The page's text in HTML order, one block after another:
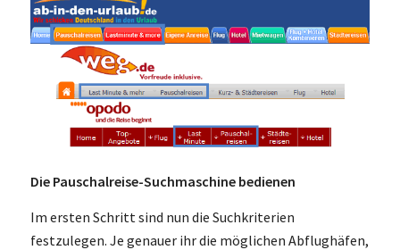
Die Pauschalreise-Suchmaschine bedienen
Im ersten Schritt sind nun die Suchkriterien
festzulegen. Je genauer ihr die möglichen Abflughäfen,